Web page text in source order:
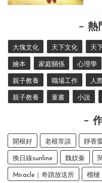
熱
大塊文化 天下文化 天
繪本 家庭關係 心理學
親子教養 職場工作 人
親子教養 童書 小說
開根好 老根常談 靜香
換日線sunline 魏妏秦
Miracle｜奇蹟放送所 榴槤